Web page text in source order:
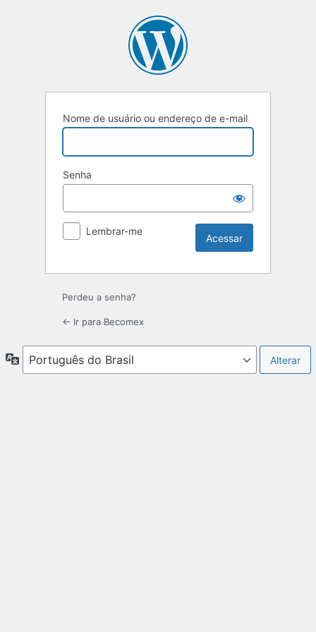
Nome de usuário ou endereço de e-mail
Senha
Lembrar-me
Perdeu a senha?
← Ir para Becomex
Idioma